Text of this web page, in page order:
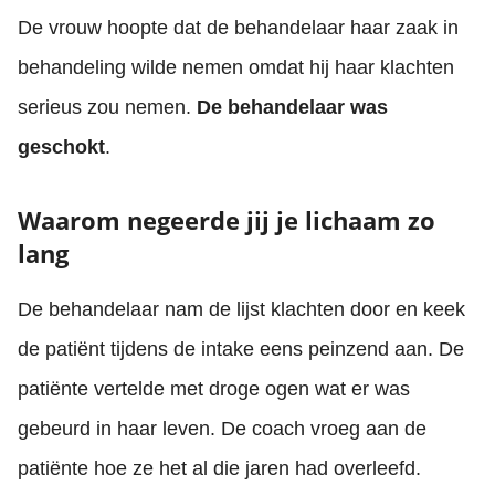
De vrouw hoopte dat de behandelaar haar zaak in
behandeling wilde nemen omdat hij haar klachten
serieus zou nemen. De behandelaar was
geschokt.
Waarom negeerde jij je lichaam zo
lang
De behandelaar nam de lijst klachten door en keek
de patiënt tijdens de intake eens peinzend aan. De
patiënte vertelde met droge ogen wat er was
gebeurd in haar leven. De coach vroeg aan de
patiënte hoe ze het al die jaren had overleefd.